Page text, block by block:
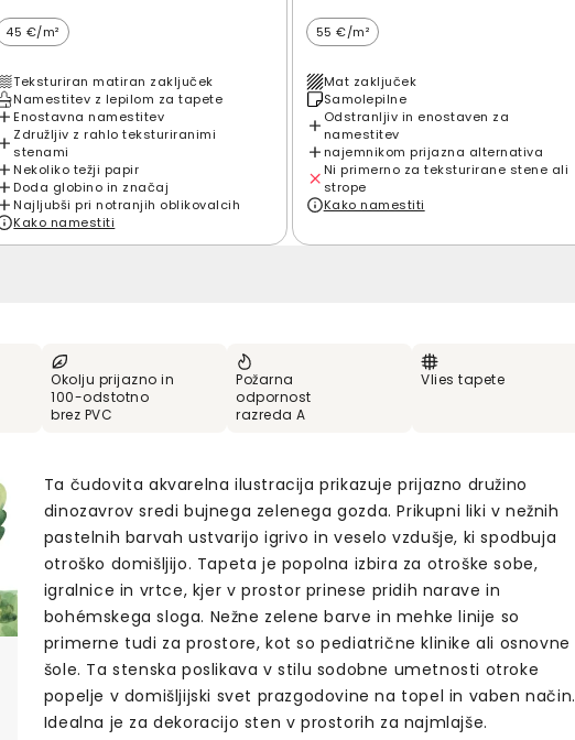
45 €/m²
Teksturiran matiran zaključek
Namestitev z lepilom za tapete
Enostavna namestitev
Združljiv z rahlo teksturiranimi
stenami
Nekoliko težji papir
Doda globino in značaj
Najljubši pri notranjih oblikovalcih
Kako namestiti
55 €/m²
Mat zaključek
Samolepilne
Odstranljiv in enostaven za
namestitev
najemnikom prijazna alternativa
Ni primerno za teksturirane stene ali
strope
Kako namestiti
Okolju prijazno in
100-odstotno
brez PVC
Požarna
odpornost
razreda A
Vlies tapete
Ta čudovita akvarelna ilustracija prikazuje prijazno družino
dinozavrov sredi bujnega zelenega gozda. Prikupni liki v nežnih
pastelnih barvah ustvarijo igrivo in veselo vzdušje, ki spodbuja
otroško domišljijo. Tapeta je popolna izbira za otroške sobe,
igralnice in vrtce, kjer v prostor prinese pridih narave in
bohémskega sloga. Nežne zelene barve in mehke linije so
primerne tudi za prostore, kot so pediatrične klinike ali osnovne
šole. Ta stenska poslikava v stilu sodobne umetnosti otroke
popelje v domišljijski svet prazgodovine na topel in vaben način.
Idealna je za dekoracijo sten v prostorih za najmlajše.